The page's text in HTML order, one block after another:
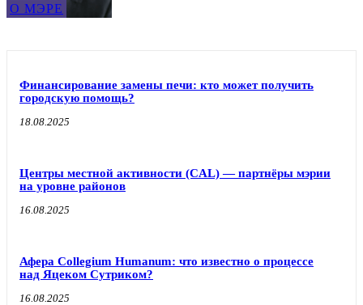
О МЭРЕ
Финансирование замены печи: кто может получить
городскую помощь?
18.08.2025
Центры местной активности (CAL) — партнёры мэрии
на уровне районов
16.08.2025
Афера Collegium Humanum: что известно о процессе
над Яцеком Сутриком?
16.08.2025